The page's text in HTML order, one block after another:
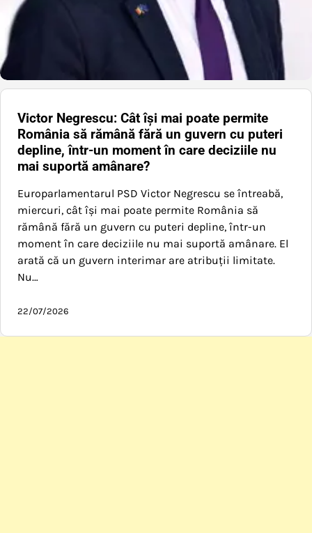
Victor Negrescu: Cât își mai poate permite
România să rămână fără un guvern cu puteri
depline, într-un moment în care deciziile nu
mai suportă amânare?
Europarlamentarul PSD Victor Negrescu se întreabă,
miercuri, cât își mai poate permite România să
rămână fără un guvern cu puteri depline, într-un
moment în care deciziile nu mai suportă amânare. El
arată că un guvern interimar are atribuții limitate.
Nu…
22/07/2026